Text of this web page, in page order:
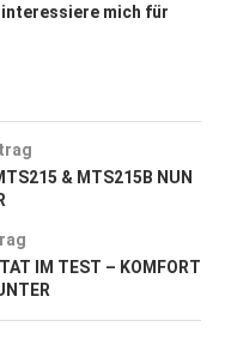
mich für
& MTS215B NUN
IM TEST – KOMFORT